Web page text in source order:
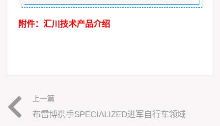
附件： 汇川技术产品介绍
上一篇
布雷博携手SPECIALIZED进军自行车领域